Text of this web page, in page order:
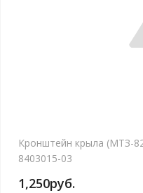
Кронштейн крыла (МТЗ-
8403015-03
1,250руб.